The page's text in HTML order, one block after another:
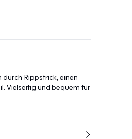
durch Rippstrick, einen
Vielseitig und bequem für